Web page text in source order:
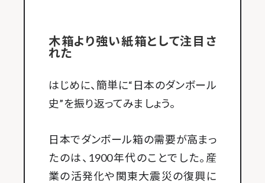
木箱より強い紙箱として注目さ
れた
はじめに、簡単に“日本のダンボール
史”を振り返ってみましょう。
日本でダンボール箱の需要が高まっ
たのは、1900年代のことでした。産
業の活発化や関東大震災の復興に